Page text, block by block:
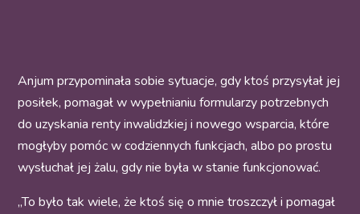
Anjum przypominała sobie sytuacje, gdy ktoś przysyłał jej
posiłek, pomagał w wypełnianiu formularzy potrzebnych
do uzyskania renty inwalidzkiej i nowego wsparcia, które
mogłyby pomóc w codziennych funkcjach, albo po prostu
wysłuchał jej żalu, gdy nie była w stanie funkcjonować.
„To było tak wiele, że ktoś się o mnie troszczył i pomagał